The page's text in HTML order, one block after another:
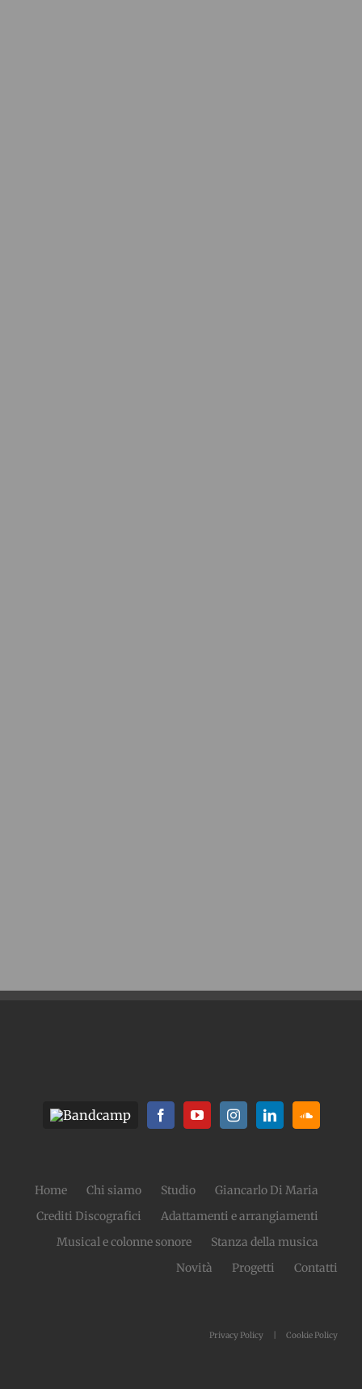
Home Chi siamo Studio
Giancarlo Di Maria
Crediti Discografici
Adattamenti e arrangiamenti
Musical e colonne sonore
Stanza della musica
Novità
Progetti Contatti
Privacy Policy Cookie Policy